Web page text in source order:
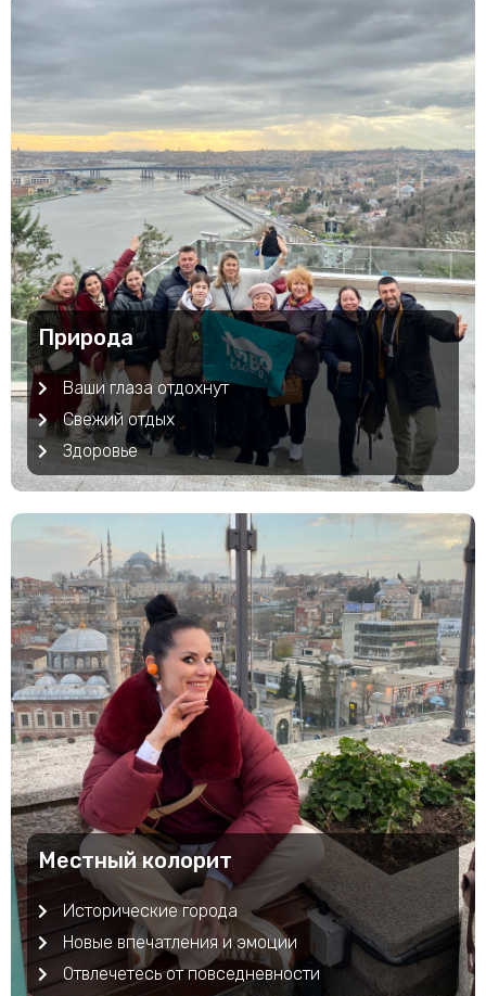
Природа
Ваши глаза отдохнут
Свежий отдых
Здоровье
Местный колорит
Исторические города
Новые впечатления и эмоции
Отвлечетесь от повседневности